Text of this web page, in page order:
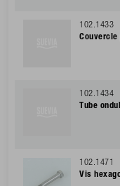
102.1433
Couvercle
102.1434
Tube
102.1471
Vis